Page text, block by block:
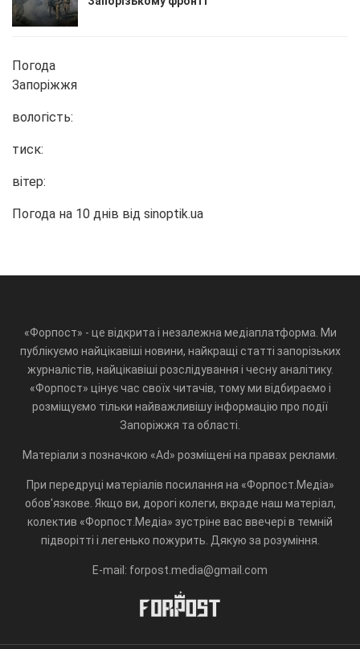
Погода
Запоріжжя
вологість:
тиск:
вітер:
Погода на 10 днів від sinoptik.ua
«Форпост» - це відкрита і незалежна медіаплатформа. Ми
публікуємо найцікавіші новини, найкращі статті запорізьких
журналістів, найцікавіші розслідування і чесну аналітику.
«Форпост» цінує час своїх читачів, тому ми відбираємо і
розміщуємо тільки найважливішу інформацію про події
Запоріжжя та області.
Матеріали з позначкою «Ad» розміщені на правах реклами.
При передруці матеріалів посилання на «Форпост.Медіа»
обов'язкове. Якщо ви, дорогі колеги, вкраде наш матеріал,
колектив «Форпост.Медіа» зустріне вас ввечері в темній
підворітті і легенько пожурить. Дякую за розуміння.
E-mail: forpost.media@gmail.com